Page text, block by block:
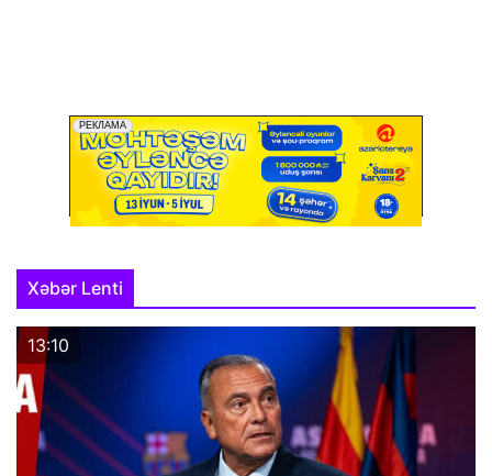
Xəbər Lenti
13:10